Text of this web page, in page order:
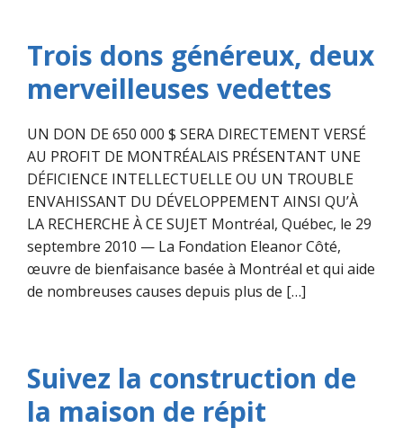
Trois dons généreux, deux
merveilleuses vedettes
UN DON DE 650 000 $ SERA DIRECTEMENT VERSÉ
AU PROFIT DE MONTRÉALAIS PRÉSENTANT UNE
DÉFICIENCE INTELLECTUELLE OU UN TROUBLE
ENVAHISSANT DU DÉVELOPPEMENT AINSI QU’À
LA RECHERCHE À CE SUJET Montréal, Québec, le 29
septembre 2010 — La Fondation Eleanor Côté,
œuvre de bienfaisance basée à Montréal et qui aide
de nombreuses causes depuis plus de […]
Suivez la construction de
la maison de répit